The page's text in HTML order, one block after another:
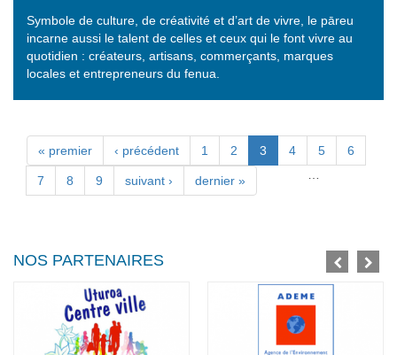
Symbole de culture, de créativité et d’art de vivre, le pāreu
incarne aussi le talent de celles et ceux qui le font vivre au
quotidien : créateurs, artisans, commerçants, marques
locales et entrepreneurs du fenua.
Pages
« premier ‹ précédent 1 2 3 4 5 6
7 8 9 suivant › dernier »
NOS PARTENAIRES